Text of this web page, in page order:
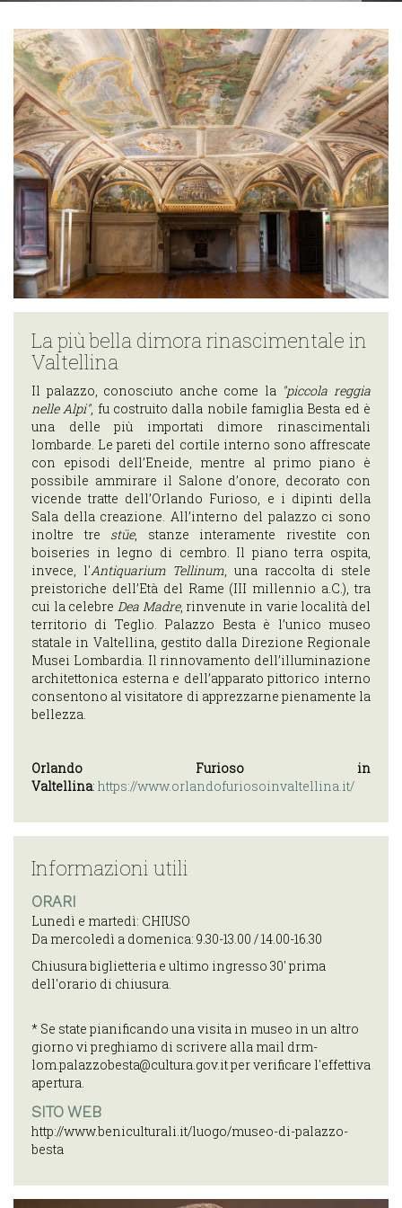
Scopri i
percorsi
ciclabili
Scopri i
percorsi di
trekking
Cosa puoi fare
nei dintorni di
Teglio
OSPITALITÀ
Dove Dormire
Dove
Mangiare
TERRITORIO
EVENTI
COME
ARRIVARE
INFORMAZIONI
UTILI
ITA
ENG
La più bella dimora rinascimentale in
Valtellina
Il palazzo, conosciuto anche come la "piccola reggia
nelle Alpi", fu costruito dalla nobile famiglia Besta ed è
una delle più importati dimore rinascimentali
lombarde. Le pareti del cortile interno sono affrescate
con episodi dell’Eneide, mentre al primo piano è
possibile ammirare il Salone d’onore, decorato con
vicende tratte dell’Orlando Furioso, e i dipinti della
Sala della creazione. All’interno del palazzo ci sono
inoltre tre stüe, stanze interamente rivestite con
boiseries in legno di cembro. Il piano terra ospita,
invece, l'Antiquarium Tellinum, una raccolta di stele
preistoriche dell’Età del Rame (III millennio a.C.), tra
cui la celebre Dea Madre, rinvenute in varie località del
territorio di Teglio. Palazzo Besta è l’unico museo
statale in Valtellina, gestito dalla Direzione Regionale
Musei Lombardia. Il rinnovamento dell’illuminazione
architettonica esterna e dell’apparato pittorico interno
consentono al visitatore di apprezzarne pienamente la
bellezza.
Orlando Furioso in
Valtellina: https://www.orlandofuriosoinvaltellina.it/
Informazioni utili
ORARI
Lunedì e martedì: CHIUSO
Da mercoledì a domenica: 9.30-13.00 / 14.00-16.30
Chiusura biglietteria e ultimo ingresso 30' prima
dell'orario di chiusura.
* Se state pianificando una visita in museo in un altro
giorno vi preghiamo di scrivere alla mail drm-
lom.palazzobesta@cultura.gov.it per verificare l'effettiva
apertura.
SITO WEB
http://www.beniculturali.it/luogo/museo-di-palazzo-
besta